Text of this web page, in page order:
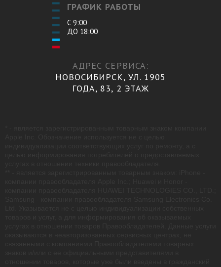
ГРАФИК РАБОТЫ
С 9:00
ДО 18:00
АДРЕС СЕРВИСА:
НОВОСИБИРСК, УЛ. 1905
ГОДА, 83, 2 ЭТАЖ